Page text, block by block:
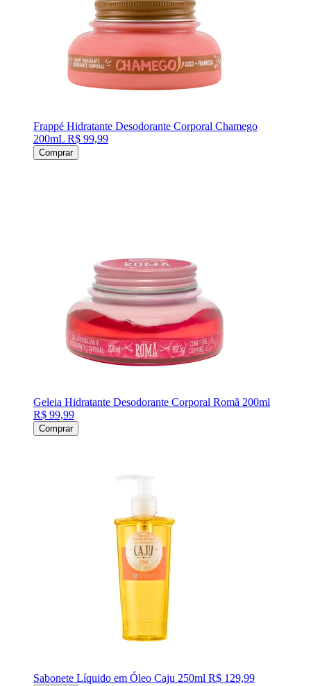
Frappé Hidratante Desodorante Corporal Chamego
200mL R$ 99,99
Comprar
Geleia Hidratante Desodorante Corporal Romã 200ml
R$ 99,99
Comprar
Sabonete Líquido em Óleo Caju 250ml R$ 129,99